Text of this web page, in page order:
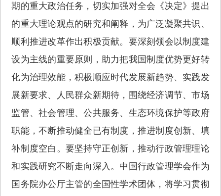
期的重大政治任务，切实加强对全会《决定》提出
的重大理论观点的研究和阐释，为广泛凝聚共识、
顺利推进改革作出积极贡献。要深刻领会以制度建
设为主线的重要原则，助力把我国制度优势更好转
化为治理效能，积极顺应时代发展新趋势、实践发
展新要求、人民群众新期待，围绕经济调节、市场
监管、社会管理、公共服务、生态环境保护等政府
职能，不断推动健全已有制度，推进制度创新、填
补制度空白。要坚持守正创新，推动行政管理理论
和实践研究不断走向深入。中国行政管理学会作为
国务院办公厅主管的全国性学术团体，将学习贯彻